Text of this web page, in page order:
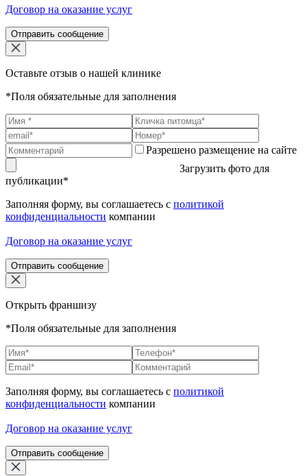
Договор на оказание услуг
Отправить сообщение
Оставьте отзыв о нашей клинике
*Поля обязательные для заполнения
Разрешено размещение на сайте
Загрузить фото для
публикации*
Заполняя форму, вы соглашаетесь с политикой
конфиденциальности компании
Договор на оказание услуг
Отправить сообщение
Открыть франшизу
*Поля обязательные для заполнения
Заполняя форму, вы соглашаетесь с политикой
конфиденциальности компании
Договор на оказание услуг
Отправить сообщение